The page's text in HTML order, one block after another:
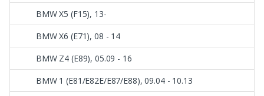
BMW X5 (F15), 13-
BMW X6 (E71), 08 - 14
BMW Z4 (E89), 05.09 - 16
BMW 1 (E81/E82E/E87/E88), 09.04 - 10.13